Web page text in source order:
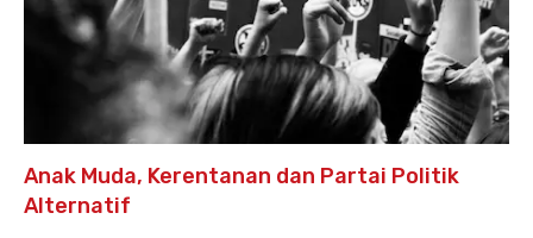
Anak Muda, Kerentanan dan Partai Politik
Alternatif